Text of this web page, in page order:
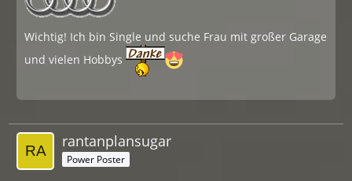
Wichtig! Ich bin Single und suche Frau mit großer Garage
und vielen Hobbys
rantanplansugar
Power Poster